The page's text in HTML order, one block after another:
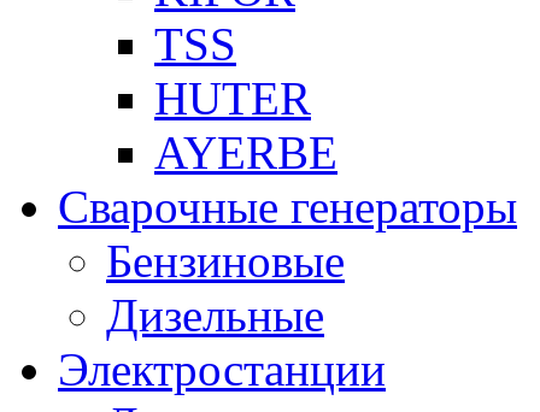
TSS
HUTER
AYERBE
Сварочные генераторы
Бензиновые
Дизельные
Электростанции